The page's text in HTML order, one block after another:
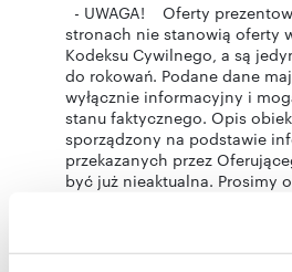
- UWAGA! Oferty
stronach nie stanowią oferty
Kodeksu Cywilnego, a są
do rokowań. Podane dane
wyłącznie informacyjny i
stanu faktycznego. Opis
sporządzony na podstawie
przekazanych przez
być już nieaktualna. Prosimy
wykonanie umowy